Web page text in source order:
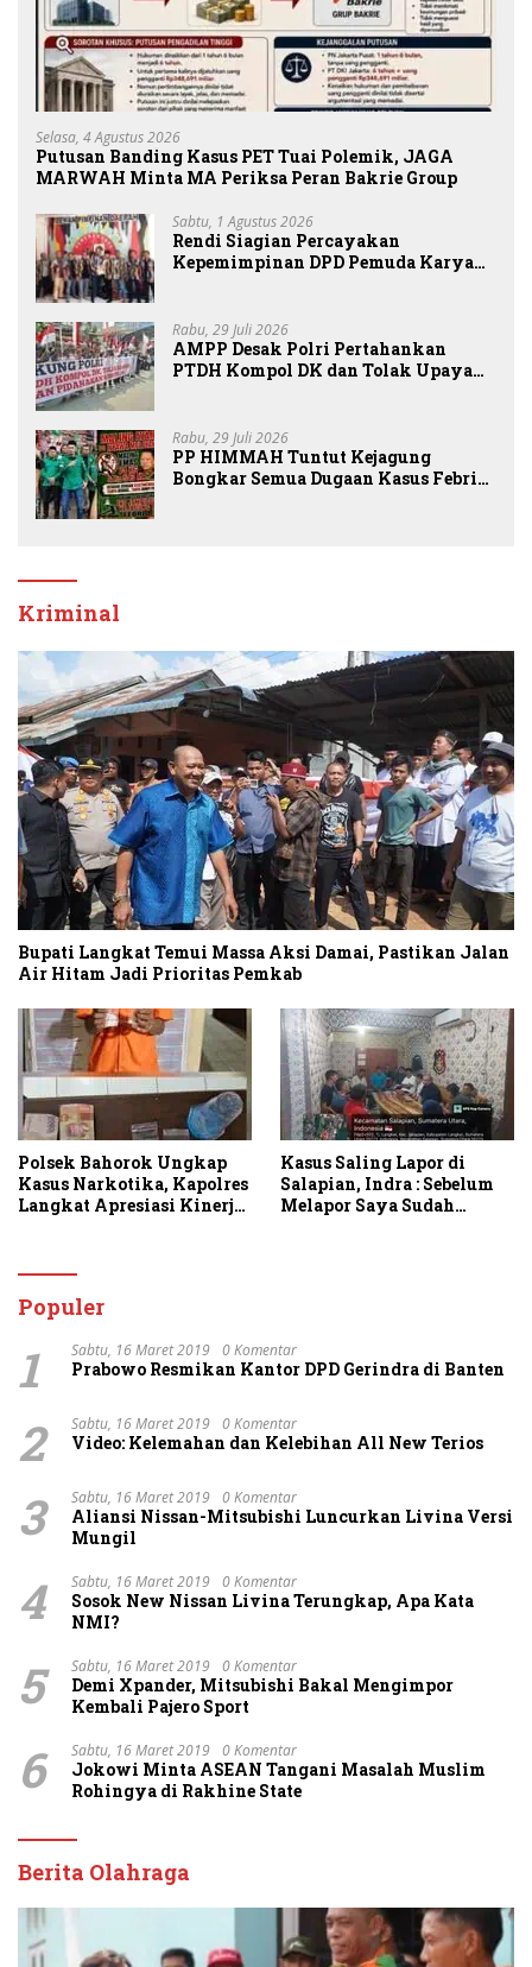
Selasa, 4 Agustus 2026
Putusan Banding Kasus PET Tuai Polemik, JAGA
MARWAH Minta MA Periksa Peran Bakrie Group
Sabtu, 1 Agustus 2026
Rendi Siagian Percayakan
Kepemimpinan DPD Pemuda Karya
Rabu, 29 Juli 2026
AMPP Desak Polri Pertahankan
PTDH Kompol DK dan Tolak Upaya
Rabu, 29 Juli 2026
PP HIMMAH Tuntut Kejagung
Bongkar Semua Dugaan Kasus Febrie
Kriminal
Bupati Langkat Temui Massa Aksi Damai, Pastikan Jalan
Air Hitam Jadi Prioritas Pemkab
Polsek Bahorok Ungkap
Kasus Narkotika, Kapolres
Langkat Apresiasi Kinerja
Layanan 110
Kasus Saling Lapor di
Salapian, Indra : Sebelum
Melapor Saya Sudah
Populer
1 Sabtu, 16 Maret 2019 0 Komentar
Prabowo Resmikan Kantor DPD Gerindra di Banten
2 Sabtu, 16 Maret 2019 0 Komentar
Video: Kelemahan dan Kelebihan All New Terios
3 Sabtu, 16 Maret 2019 0 Komentar
Aliansi Nissan-Mitsubishi Luncurkan Livina Versi
Mungil
4 Sabtu, 16 Maret 2019 0 Komentar
Sosok New Nissan Livina Terungkap, Apa Kata
NMI?
5 Sabtu, 16 Maret 2019 0 Komentar
Demi Xpander, Mitsubishi Bakal Mengimpor
Kembali Pajero Sport
6 Sabtu, 16 Maret 2019 0 Komentar
Jokowi Minta ASEAN Tangani Masalah Muslim
Rohingya di Rakhine State
Berita Olahraga